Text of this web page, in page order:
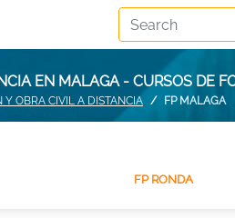
EN MALAGA - CURSOS DE
Y OBRA CIVIL A DISTANCIA FP MALAGA
FP RONDA